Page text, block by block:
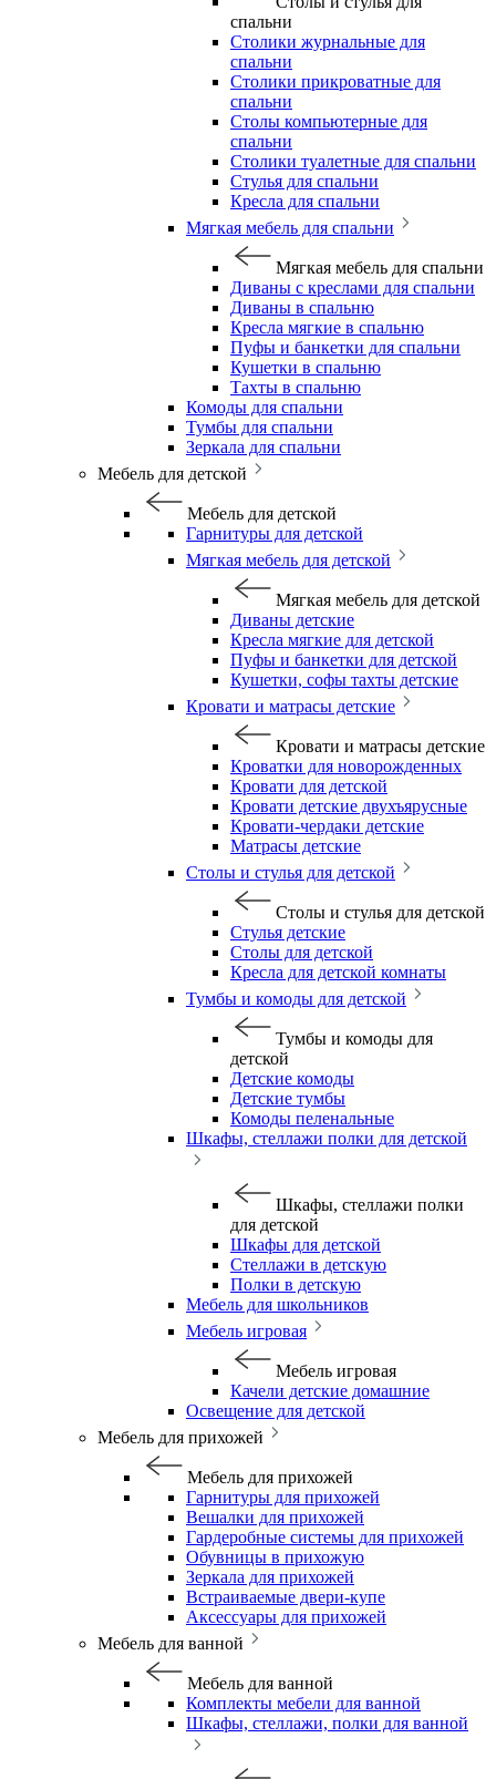
спальни
Столики журнальные для
спальни
Столики прикроватные для
спальни
Столы компьютерные для
спальни
Столики туалетные для спальни
Стулья для спальни
Кресла для спальни
Мягкая мебель для спальни
Мягкая мебель для спальни
Диваны с креслами для спальни
Диваны в спальню
Кресла мягкие в спальню
Пуфы и банкетки для спальни
Кушетки в спальню
Тахты в спальню
Комоды для спальни
Тумбы для спальни
Зеркала для спальни
Мебель для детской
Мебель для детской
Гарнитуры для детской
Мягкая мебель для детской
Мягкая мебель для детской
Диваны детские
Кресла мягкие для детской
Пуфы и банкетки для детской
Кушетки, софы тахты детские
Кровати и матрасы детские
Кровати и матрасы детские
Кроватки для новорожденных
Кровати для детской
Кровати детские двухъярусные
Кровати-чердаки детские
Матрасы детские
Столы и стулья для детской
Столы и стулья для детской
Стулья детские
Столы для детской
Кресла для детской комнаты
Тумбы и комоды для детской
Тумбы и комоды для
детской
Детские комоды
Детские тумбы
Комоды пеленальные
Шкафы, стеллажи полки для детской
Шкафы, стеллажи полки
для детской
Шкафы для детской
Стеллажи в детскую
Полки в детскую
Мебель для школьников
Мебель игровая
Мебель игровая
Качели детские домашние
Освещение для детской
Мебель для прихожей
Мебель для прихожей
Гарнитуры для прихожей
Вешалки для прихожей
Гардеробные системы для прихожей
Обувницы в прихожую
Зеркала для прихожей
Встраиваемые двери-купе
Аксессуары для прихожей
Мебель для ванной
Мебель для ванной
Комплекты мебели для ванной
Шкафы, стеллажи, полки для ванной